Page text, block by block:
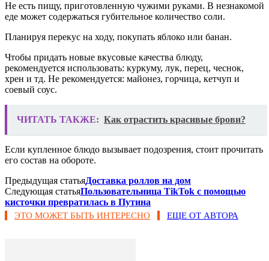
Не есть пищу, приготовленную чужими руками. В незнакомой
еде может содержаться губительное количество соли.
Планируя перекус на ходу, покупать яблоко или банан.
Чтобы придать новые вкусовые качества блюду,
рекомендуется использовать: куркуму, лук, перец, чеснок,
хрен и тд. Не рекомендуется: майонез, горчица, кетчуп и
соевый соус.
ЧИТАТЬ ТАКЖЕ: Как отрастить красивые брови?
Если купленное блюдо вызывает подозрения, стоит прочитать
его состав на обороте.
Предыдущая статьяДоставка роллов на дом
Следующая статьяПользовательница TikTok с помощью
кисточки превратилась в Путина
ЭТО МОЖЕТ БЫТЬ ИНТЕРЕСНО ЕЩЕ ОТ АВТОРА